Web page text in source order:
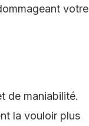
votre
de maniabilité.
la vouloir plus